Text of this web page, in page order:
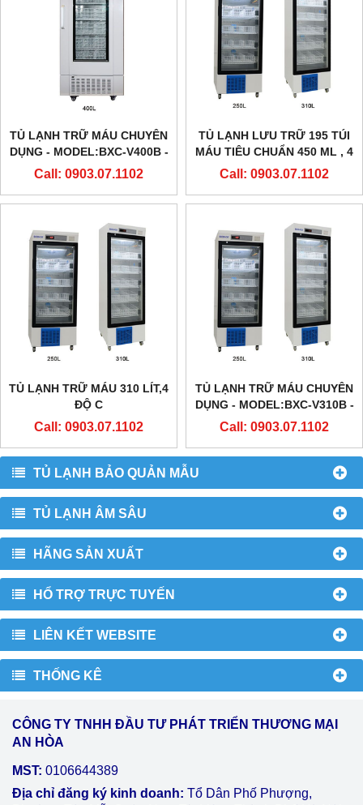
TỦ LẠNH BẢO QUẢN MẪU
TỦ LẠNH ÂM SÂU
HÃNG SẢN XUẤT
HỔ TRỢ TRỰC TUYẾN
LIÊN KẾT WEBSITE
THỐNG KÊ
TỦ LẠNH TRỮ MÁU CHUYÊN
DỤNG - MODEL:BXC-V400B -
HÃNG BIOBASE
Call: 0903.07.1102
TỦ LẠNH LƯU TRỮ 195 TÚI
MÁU TIÊU CHUẨN 450 ML , 4
ĐỘ C
Call: 0903.07.1102
TỦ LẠNH TRỮ MÁU 310 LÍT,4
ĐỘ C
Call: 0903.07.1102
TỦ LẠNH TRỮ MÁU CHUYÊN
DỤNG - MODEL:BXC-V310B -
HÃNG BIOBASE
Call: 0903.07.1102
CÔNG TY TNHH ĐẦU TƯ PHÁT TRIỂN THƯƠNG MẠI
AN HÒA
MST: 0106644389
Địa chỉ đăng ký kinh doanh: Tổ Dân Phố Phượng,